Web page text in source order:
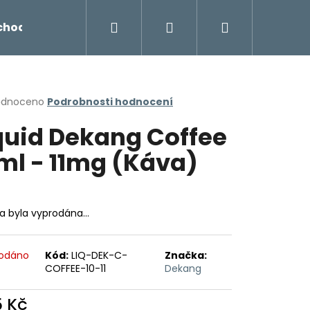
Napište námPřihlášení
Podrobnosti hodnocení
Dekang Coffee
- 11mg (Káva)
byla vyprodána…
Kód: LIQ-DEK-C-
COFFEE-10-11
Značka:
Dekang
Kč
Následující